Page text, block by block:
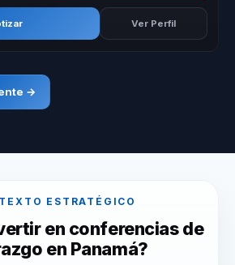
Ver Perfil
→
ESTRATÉGICO
en conferencias de
en Panamá?